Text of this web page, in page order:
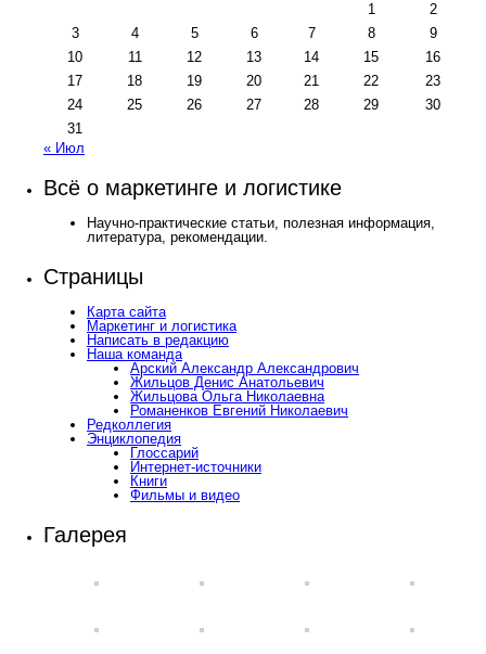
1
2
3
4 5 6 7 8
9
10
11 12 13 14 15
16
17
18 19 20 21 22
23
24
25 26 27 28 29
30
31
« Июл
Всё о маркетинге и логистике
Научно-практические статьи, полезная информация,
литература, рекомендации.
Страницы
Карта сайта
Маркетинг и логистика
Написать в редакцию
Наша команда
Арский Александр Александрович
Жильцов Денис Анатольевич
Жильцова Ольга Николаевна
Романенков Евгений Николаевич
Редколлегия
Энциклопедия
Глоссарий
Интернет-источники
Книги
Фильмы и видео
Галерея